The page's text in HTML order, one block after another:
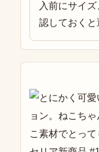
入前にサイ
認しておくと